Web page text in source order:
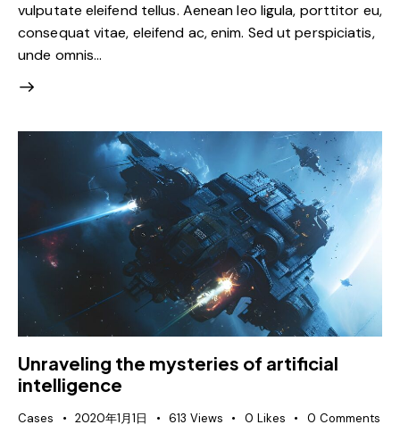
vulputate eleifend tellus. Aenean leo ligula, porttitor eu,
consequat vitae, eleifend ac, enim. Sed ut perspiciatis,
unde omnis…
Unraveling the mysteries of artificial
intelligence
Cases 2020年1月1日 613 Views 0 Likes 0 Comments